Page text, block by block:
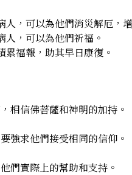
人，可以為他們消災解厄，
，可以為他們祈福。
福報，助其早日康復。
相信佛菩薩和神明的加持。
強求他們接受相同的信仰。
們實際上的幫助和支持。